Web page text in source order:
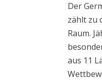
Der
zählt zu
Raum.
aus 11